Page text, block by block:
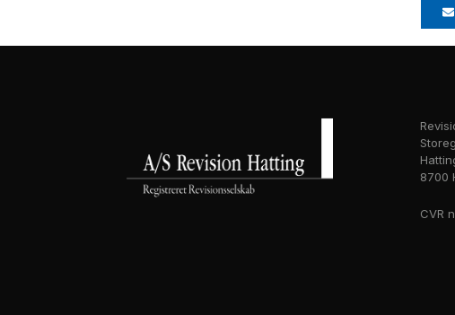
8700
CVR